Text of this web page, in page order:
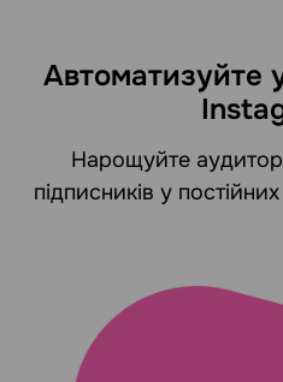
Автоматизуйте
Нарощуйте
підписників у